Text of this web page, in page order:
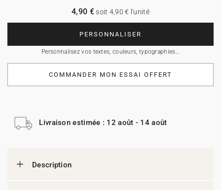
PERSONNALISER
Personnalisez vos textes, couleurs, typographies…
4,90 €soit 4,90 € l'unité
COMMANDER MON ESSAI OFFERT
Livraison estimée : 12 août - 14 août
Description